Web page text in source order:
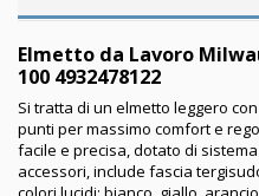
Elmetto da Lavoro
100 4932478122
Si tratta di un elmetto leggero
punti per massimo comfort e
facile e precisa, dotato di
accessori, include fascia